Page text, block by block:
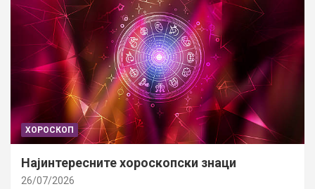
ХОРОСКОП
Најинтересните хороскопски знаци
26/07/2026